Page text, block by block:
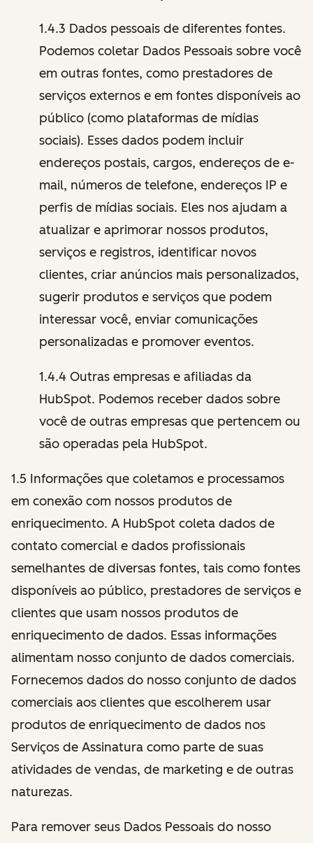
1.4.3 Dados pessoais de diferentes fontes.
Podemos coletar Dados Pessoais sobre você
em outras fontes, como prestadores de
serviços externos e em fontes disponíveis ao
público (como plataformas de mídias
sociais). Esses dados podem incluir
endereços postais, cargos, endereços de e-
mail, números de telefone, endereços IP e
perfis de mídias sociais. Eles nos ajudam a
atualizar e aprimorar nossos produtos,
serviços e registros, identificar novos
clientes, criar anúncios mais personalizados,
sugerir produtos e serviços que podem
interessar você, enviar comunicações
personalizadas e promover eventos.
1.4.4 Outras empresas e afiliadas da
HubSpot. Podemos receber dados sobre
você de outras empresas que pertencem ou
são operadas pela HubSpot.
1.5 Informações que coletamos e processamos
em conexão com nossos produtos de
enriquecimento. A HubSpot coleta dados de
contato comercial e dados profissionais
semelhantes de diversas fontes, tais como fontes
disponíveis ao público, prestadores de serviços e
clientes que usam nossos produtos de
enriquecimento de dados. Essas informações
alimentam nosso conjunto de dados comerciais.
Fornecemos dados do nosso conjunto de dados
comerciais aos clientes que escolherem usar
produtos de enriquecimento de dados nos
Serviços de Assinatura como parte de suas
atividades de vendas, de marketing e de outras
naturezas.
Para remover seus Dados Pessoais do nosso